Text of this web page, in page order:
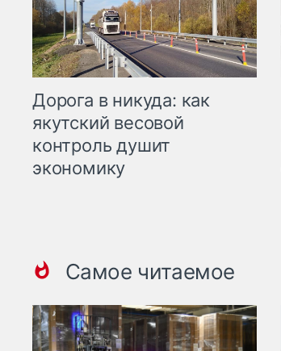
Дорога в никуда: как
якутский весовой
контроль душит
экономику
Самое читаемое